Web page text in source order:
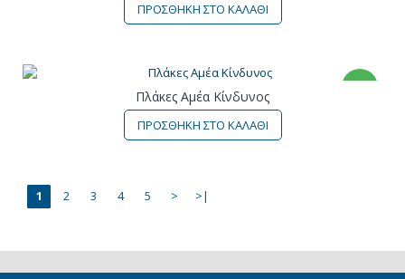
ΠΡΟΣΘΗΚΗ ΣΤΟ ΚΑΛΑΘΙ
Πλάκες Αμέα Κίνδυνος
ΠΡΟΣΘΗΚΗ ΣΤΟ ΚΑΛΑΘΙ
1 2 3 4 5 > >|